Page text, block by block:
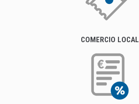
COMERCIO LOCAL